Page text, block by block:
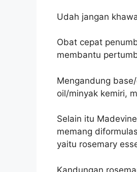
Udah jangan
Obat cepat
membantu
Mengandung
oil/minyak kemiri,
Selain itu
memang
yaitu rosemary
Kandungan